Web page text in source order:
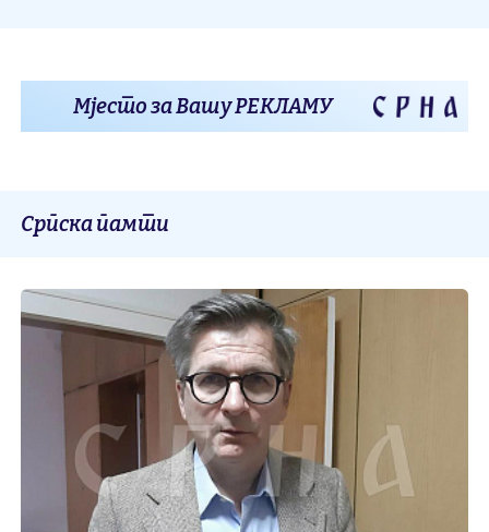
Мјесто за Вашу РЕКЛАМУ
Српска памти